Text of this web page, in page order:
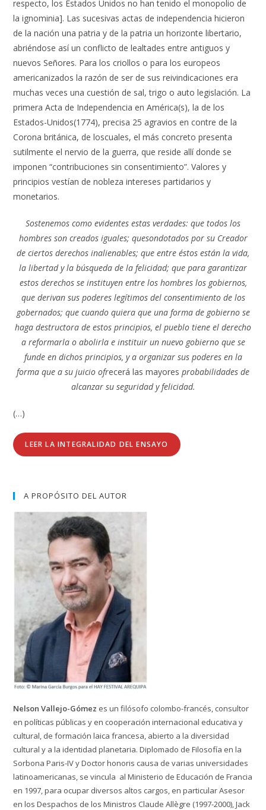
respecto, los Estados Unidos no han tenido el monopolio de
la ignominia]. Las sucesivas actas de independencia hicieron
de la nación una patria y de la patria un horizonte libertario,
abriéndose así un conflicto de lealtades entre antiguos y
nuevos Señores. Para los criollos o para los europeos
americanizados la razón de ser de sus reivindicaciones era
muchas veces una cuestión de sal, trigo o auto legislación. La
primera Acta de Independencia en América(s), la de los
Estados-Unidos(1774), precisa 25 agravios en contre de la
Corona británica, de loscuales, el más concreto presenta
sutilmente el nervio de la guerra, que reside allí donde se
imponen “contribuciones sin consentimiento”. Valores y
principios vestían de nobleza intereses partidarios y
monetarios.
Sostenemos como evidentes estas verdades: que todos los
hombres son creados iguales; quesondotados por su Creador
de ciertos derechos inalienables; que entre éstos están la vida,
la libertad y la búsqueda de la felicidad; que para garantizar
estos derechos se instituyen entre los hombres los gobiernos,
que derivan sus poderes legítimos del consentimiento de los
gobernados; que cuando quiera que una forma de gobierno se
haga destructora de estos principios, el pueblo tiene el derecho
a reformarla o abolirla e instituir un nuevo gobierno que se
funde en dichos principios, y a organizar sus poderes en la
forma que a su juicio ofrecerá las mayores probabilidades de
alcanzar su seguridad y felicidad.
(…)
LEER LA INTEGRALIDAD DEL ENSAYO
A PROPÓSITO DEL AUTOR
Nelson Vallejo-Gómez es un filósofo colombo-francés, consultor
en políticas públicas y en cooperación internacional educativa y
cultural, de formación laica francesa, abierto a la diversidad
cultural y a la identidad planetaria. Diplomado de Filosofía en la
Sorbona Paris-IV y Doctor honoris causa de varias universidades
latinoamericanas, se vincula al Ministerio de Educación de Francia
en 1997, para ocupar diversos altos cargos, en particular Asesor
en los Despachos de los Ministros Claude Allègre (1997-2000), Jack